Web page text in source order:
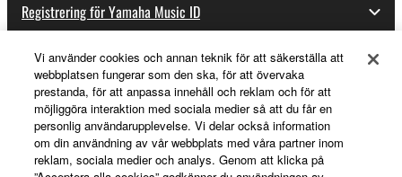
Registrering för Yamaha Music ID
Om Yamaha
Sverige - Swedish
Vi använder cookies och annan teknik för att säkerställa att
webbplatsen fungerar som den ska, för att övervaka
prestanda, för att anpassa innehåll och reklam och för att
möjliggöra interaktion med sociala medier så att du får en
personlig användarupplevelse. Vi delar också information
om din användning av vår webbplats med våra partner inom
reklam, sociala medier och analys. Genom att klicka på